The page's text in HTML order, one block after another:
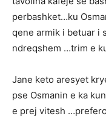
perbashket…ku
qene armik i betuar i
ndreqshem …trim e
Jane keto aresyet
pse Osmanin e ka
e prej vitesh